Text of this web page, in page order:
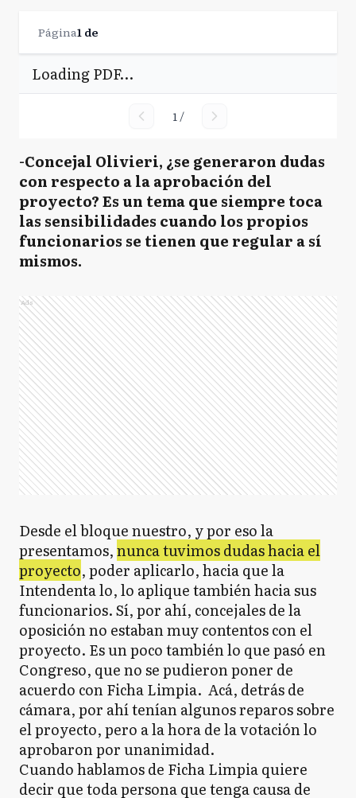
Página1 de
Loading PDF…
1 /
-Concejal Olivieri, ¿se generaron dudas
con respecto a la aprobación del
proyecto? Es un tema que siempre toca
las sensibilidades cuando los propios
funcionarios se tienen que regular a sí
mismos.
Ads
Desde el bloque nuestro, y por eso la
presentamos,nunca tuvimos dudas hacia el
proyecto, poder aplicarlo, hacia que la
Intendenta lo, lo aplique también hacia sus
funcionarios. Sí, por ahí, concejales de la
oposición no estaban muy contentos con el
proyecto. Es un poco también lo que pasó en
Congreso, que no se pudieron poner de
acuerdo con Ficha Limpia. Acá, detrás de
cámara, por ahí tenían algunos reparos sobre
el proyecto, pero a la hora de la votación lo
aprobaron por unanimidad.
Cuando hablamos de Ficha Limpia quiere
decir que toda persona que tenga causa de